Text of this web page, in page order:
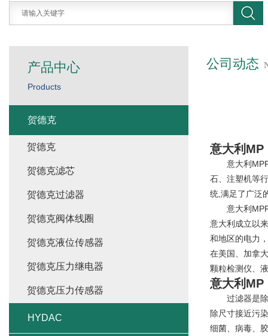
公司动态
意大利MP
意大利
石、注塑机等
统,满足了广泛
意大利
意大利成立以
和地区的电力
在美国、加拿
颗粒检测仪、
意大利MP
过滤器是除
除尺寸接近污
细菌、病毒、
产品中心
Products
贺德克
贺德克
贺德克滤芯
贺德克过滤器
贺德克阀体线圈
贺德克液位传感器
贺德克压力继电器
贺德克压力传感器
HYDAC